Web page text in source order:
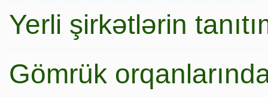
Yerli şirkətlərin
Gömrük